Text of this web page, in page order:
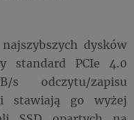
dysków
standard PCIe 4.0
s odczytu/zapisu
stawiają go wyżej